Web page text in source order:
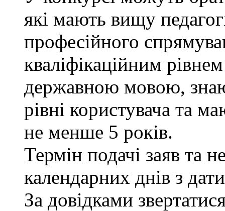
які мають вищу
професійного
кваліфікаційним
державною мовою,
рівні користувача та
не менше 5 років.
Термін подачі заяв та
календарних днів з
За довідками